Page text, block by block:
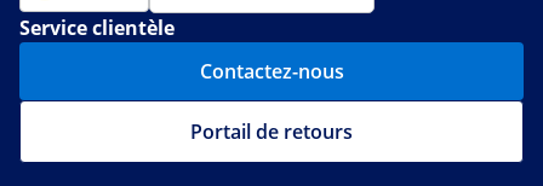
Service clientèle
Contactez-nous
Portail de retours